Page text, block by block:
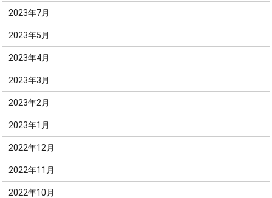
2023年7月
2023年5月
2023年4月
2023年3月
2023年2月
2023年1月
2022年12月
2022年11月
2022年10月